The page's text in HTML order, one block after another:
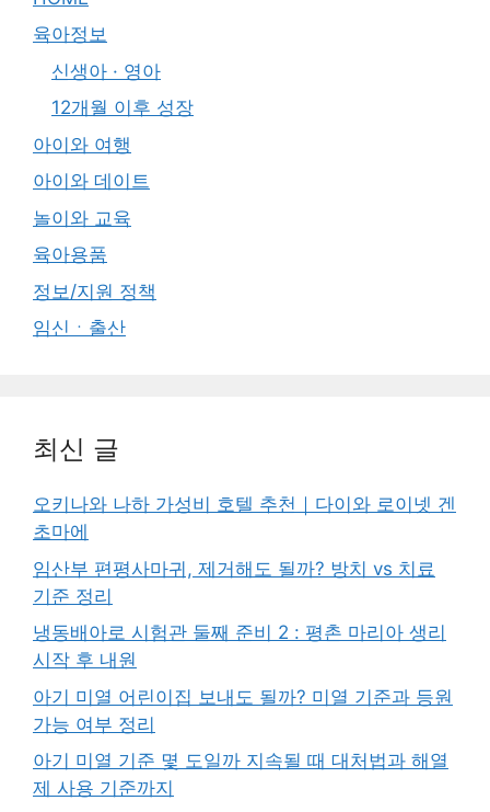
육아정보
신생아 · 영아
12개월 이후 성장
아이와 여행
아이와 데이트
놀이와 교육
육아용품
정보/지원 정책
임신ㆍ출산
최신 글
오키나와 나하 가성비 호텔 추천｜다이와 로이넷 겐
초마에
임산부 편평사마귀, 제거해도 될까? 방치 vs 치료
기준 정리
냉동배아로 시험관 둘째 준비 2 : 평촌 마리아 생리
시작 후 내원
아기 미열 어린이집 보내도 될까? 미열 기준과 등원
가능 여부 정리
아기 미열 기준 몇 도일까 지속될 때 대처법과 해열
제 사용 기준까지